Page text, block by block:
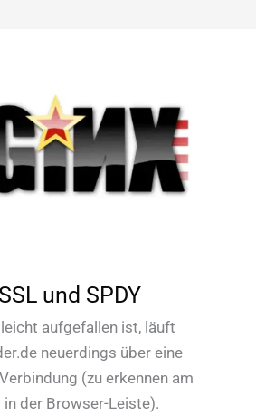
und SPDY
aufgefallen ist, läuft
neuerdings über eine
(zu erkennen am
in der Browser-Leiste).